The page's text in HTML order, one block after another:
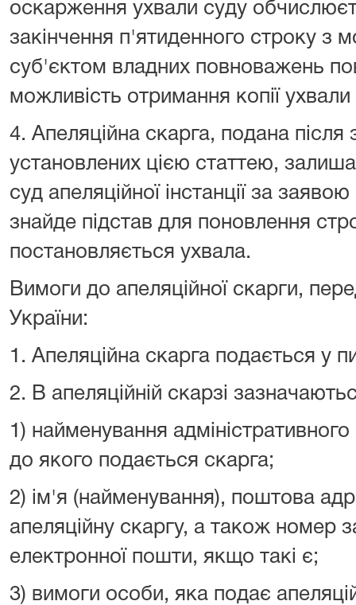
оскарження ухвали суду
закінчення п'ятиденного строку з
суб'єктом владних повноважень
можливість отримання копії ухвали
4. Апеляційна скарга, подана після
установлених цією статтею,
суд апеляційної інстанції за
знайде підстав для поновлення
постановляється ухвала.
Вимоги до апеляційної скарги,
України:
1. Апеляційна скарга подається у
2. В апеляційній скарзі
1) найменування адміністративного
до якого подається скарга;
2) ім'я (найменування), поштова
апеляційну скаргу, а також номер
електронної пошти, якщо такі є;
3) вимоги особи, яка подає